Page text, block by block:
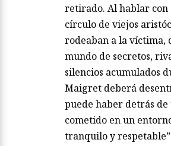
retirado. Al hablar con
círculo de viejos
rodeaban a la víctima,
mundo de secretos,
silencios acumulados
Maigret deberá
puede haber detrás
cometido en un
tranquilo y respetable”.